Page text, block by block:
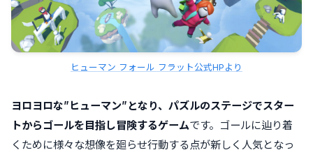
ヒューマン フォール フラット公式HPより
ヨロヨロな”ヒューマン”となり、パズルのステージでスター
トからゴールを目指し冒険するゲームです。ゴールに辿り着
くために様々な想像を廻らせ行動する点が新しく人気となっ